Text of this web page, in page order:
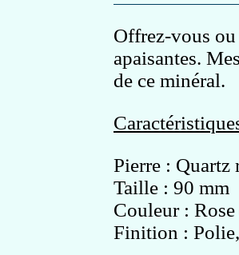
Offrez-vous
apaisantes.
de ce minéral.
Pierre : Quartz
Taille : 90 mm
Couleur :
Finition :